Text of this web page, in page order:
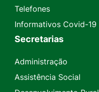
Telefones
Informativos Covid-19
Secretarias
Administração
Assistência Social